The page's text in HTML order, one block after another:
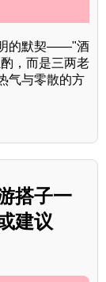
明的默契——"酒
，而是三两老
气与零散的方
搭子一
建议